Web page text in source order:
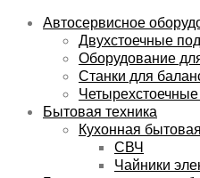
Автосервисное
Двухстоечные
Оборудование
Станки для
Бытовая техника
Кухонная
СВЧ
Чайники